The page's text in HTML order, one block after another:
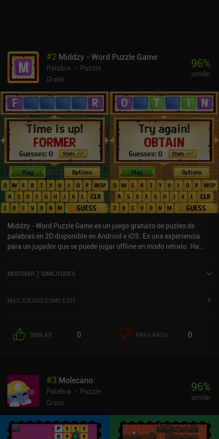
#2 Middzy - Word Puzzle Game
Palabra
Puzzle
Gratis
96%
similar
Middzy - Word Puzzle Game es un juego gratuito de puzles de
palabras en 2D disponible en Android e iOS. Es una experiencia
para un jugador que se puede jugar offline en modo retrato. Ha
una valoración actual de 5 sobre 5,0 en iOS App Store.
MOSTRAR 7 SIMILITUDES
MÁS JUEGOS COMO ESTE
SIMILAR 0 PARA NADA 0
#3 Molecano
Palabra
Puzzle
Gratis
96%
similar